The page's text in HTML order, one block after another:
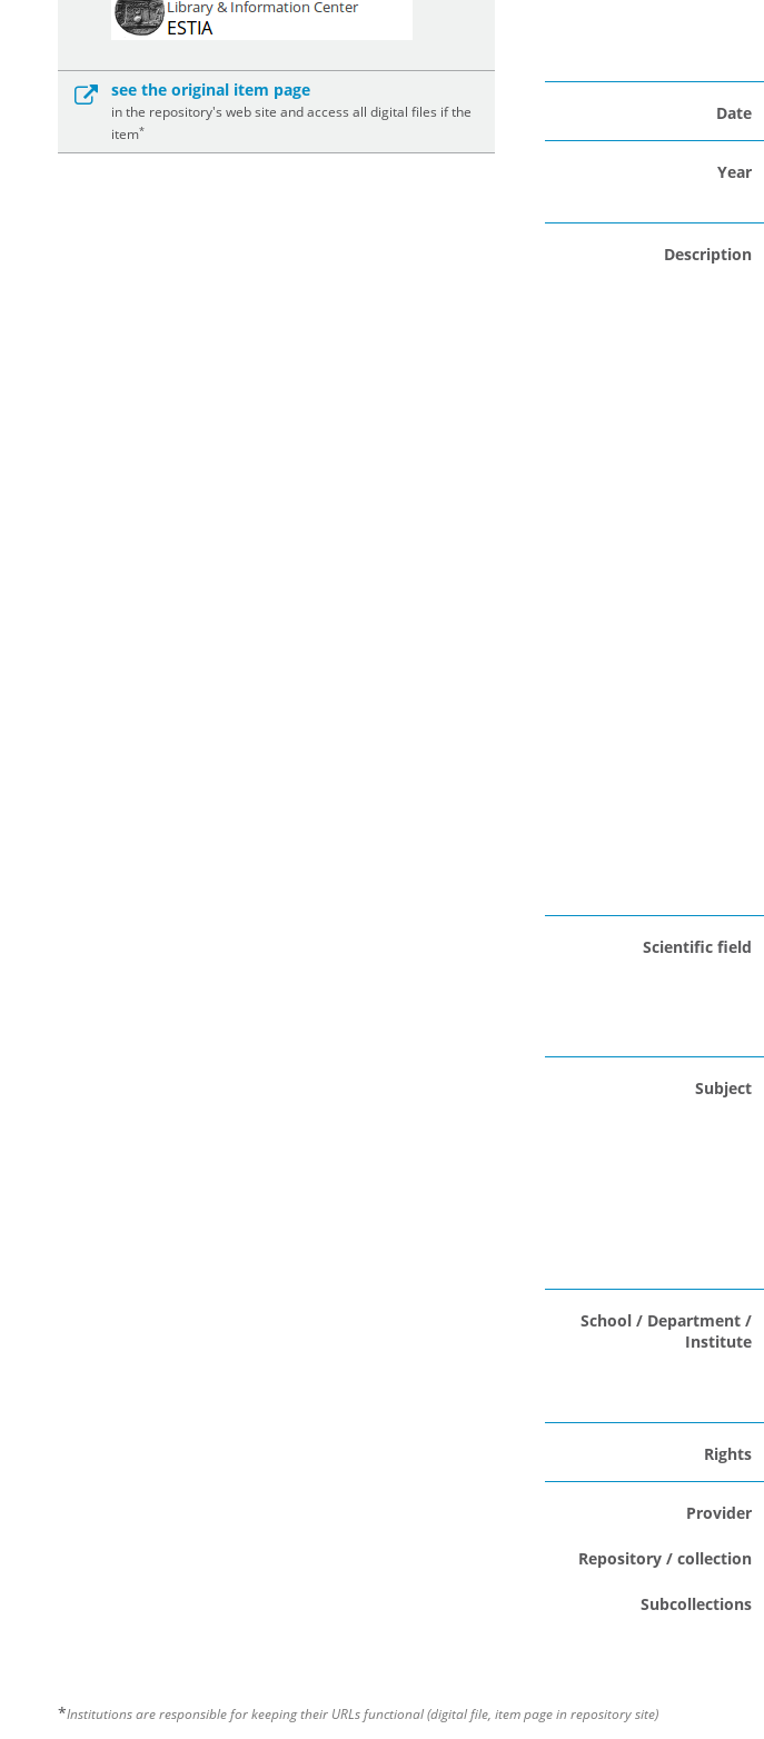
see the original item page
in the repository's web site and access all digital files if the
item*
Date
Year
Description
Scientific field
Subject
School / Department /
Institute
Rights
Provider
Repository / collection
Subcollections
*Institutions are responsible for keeping their URLs functional (digital file, item page in repository site)